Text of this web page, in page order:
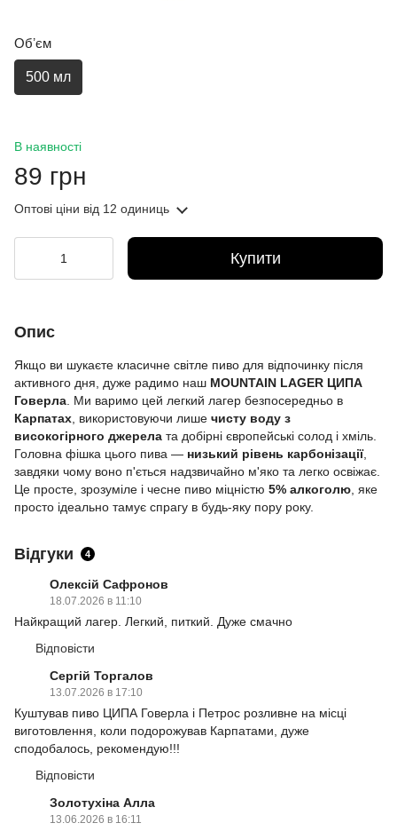
Обʼєм
500 мл
В наявності
89 грн
Оптові ціни від 12 одиниць
Купити
Опис
Якщо ви шукаєте класичне світле пиво для відпочинку після
активного дня, дуже радимо наш MOUNTAIN LAGER ЦИПА
Говерла . Ми варимо цей легкий лагер безпосередньо в
Карпатах , використовуючи лише чисту воду з
високогірного джерела та добірні європейські солод і хміль.
Головна фішка цього пива — низький рівень карбонізації,
завдяки чому воно п'ється надзвичайно м'яко та легко освіжає.
Це просте, зрозуміле і чесне пиво міцністю 5% алкоголю , яке
просто ідеально тамує спрагу в будь-яку пору року.
Відгуки 4
Олексій Сафронов
18.07.2026 в 11:10
Найкращий лагер. Легкий, питкий. Дуже смачно
Відповісти
Сергій Торгалов
13.07.2026 в 17:10
Куштував пиво ЦИПА Говерла і Петрос розливне на місці
виготовлення, коли подорожував Карпатами, дуже
сподобалось, рекомендую!!!
Відповісти
Золотухіна Алла
13.06.2026 в 16:11